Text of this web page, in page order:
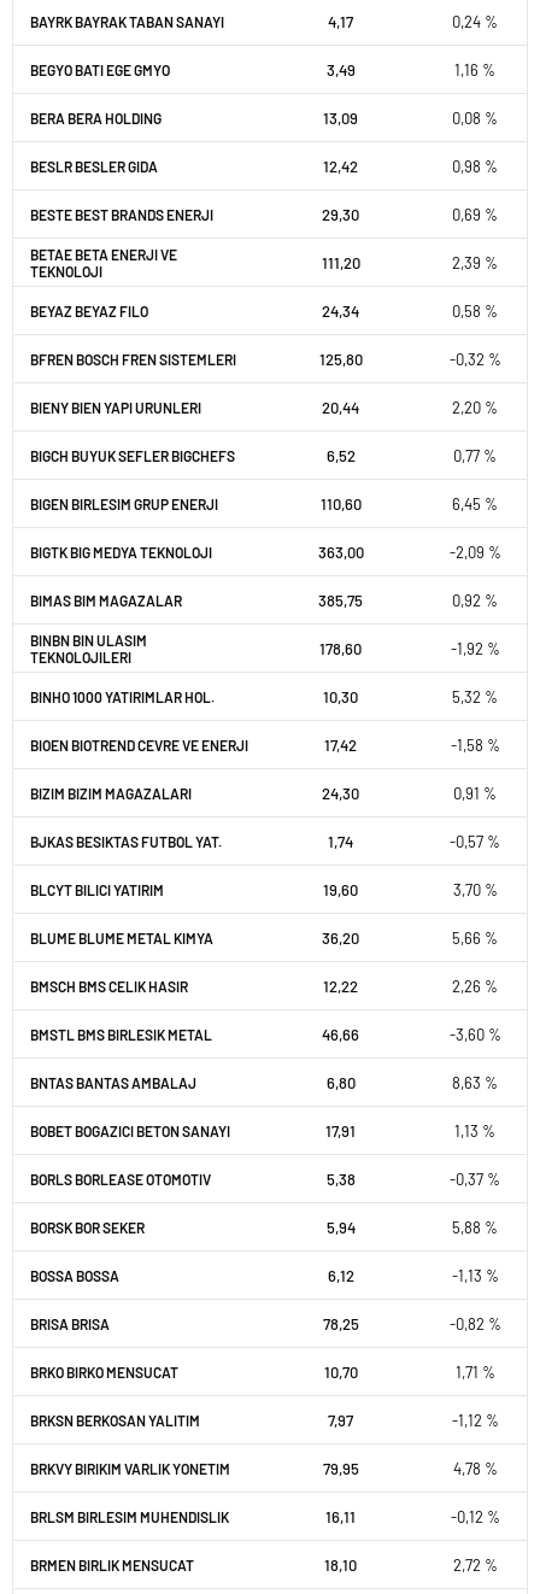
BAYRK BAYRAK TABAN SANAYI 4,17 0,24 %
BEGYO BATI EGE GMYO 3,49 1,16 %
BERA BERA HOLDING 13,09 0,08 %
BESLR BESLER GIDA 12,42 0,98 %
BESTE BEST BRANDS ENERJI 29,30 0,69 %
BETAE BETA ENERJI VE
TEKNOLOJI
111,20 2,39 %
BEYAZ BEYAZ FILO 24,34 0,58 %
BFREN BOSCH FREN SISTEMLERI 125,80 -0,32 %
BIENY BIEN YAPI URUNLERI 20,44 2,20 %
BIGCH BUYUK SEFLER BIGCHEFS 6,52 0,77 %
BIGEN BIRLESIM GRUP ENERJI 110,60 6,45 %
BIGTK BIG MEDYA TEKNOLOJI 363,00 -2,09 %
BIMAS BIM MAGAZALAR 385,75 0,92 %
BINBN BIN ULASIM
TEKNOLOJILERI
178,60 -1,92 %
BINHO 1000 YATIRIMLAR HOL. 10,30 5,32 %
BIOEN BIOTREND CEVRE VE ENERJI 17,42 -1,58 %
BIZIM BIZIM MAGAZALARI 24,30 0,91 %
BJKAS BESIKTAS FUTBOL YAT. 1,74 -0,57 %
BLCYT BILICI YATIRIM 19,60 3,70 %
BLUME BLUME METAL KIMYA 36,20 5,66 %
BMSCH BMS CELIK HASIR 12,22 2,26 %
BMSTL BMS BIRLESIK METAL 46,66 -3,60 %
BNTAS BANTAS AMBALAJ 6,80 8,63 %
BOBET BOGAZICI BETON SANAYI 17,91 1,13 %
BORLS BORLEASE OTOMOTIV 5,38 -0,37 %
BORSK BOR SEKER 5,94 5,88 %
BOSSA BOSSA 6,12 -1,13 %
BRISA BRISA 78,25 -0,82 %
BRKO BIRKO MENSUCAT 10,70 1,71 %
BRKSN BERKOSAN YALITIM 7,97 -1,12 %
BRKVY BIRIKIM VARLIK YONETIM 79,95 4,78 %
BRLSM BIRLESIM MUHENDISLIK 16,11 -0,12 %
BRMEN BIRLIK MENSUCAT 18,10 2,72 %